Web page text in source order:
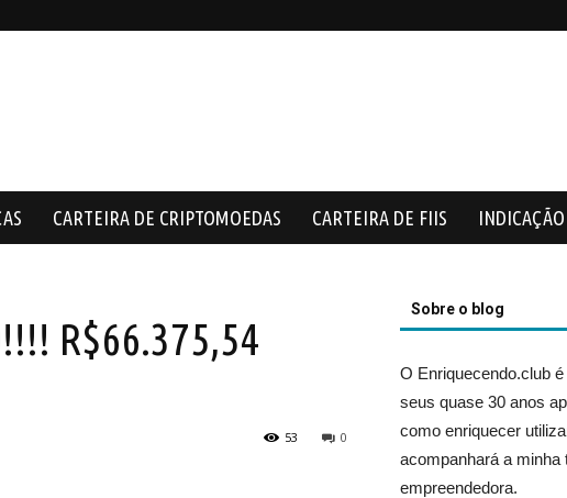
CARTEIRA DE CRIPTOMOEDAS CARTEIRA DE FIIS
R$66.375,54
0
53
Sobre o blog
O Enriquecendo.club
seus quase 30 anos
como enriquecer
acompanhará a minha
empreendedora.